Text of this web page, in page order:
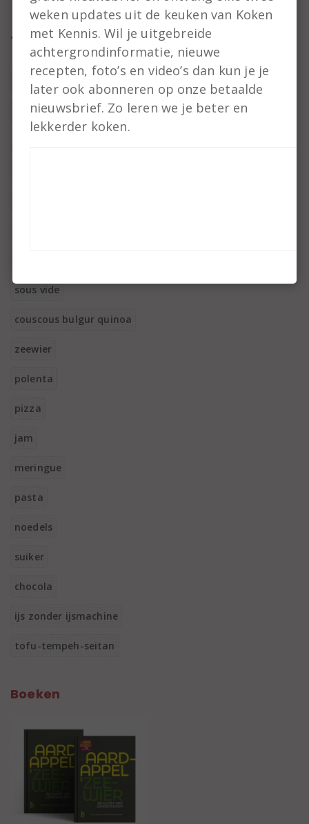
Tags
roken
snoep
sous vide
couscous bulgur quinoa
zeewier
polenta
pizza
jam
meringue
pasta
noedels
suiker
chocola
ijs zonder ijsmachine
tofu-tempeh-seitan
Boeken
weken updates uit de keuken van Koken
met Kennis. Wil je uitgebreide
achtergrondinformatie, nieuwe
recepten, foto’s en video’s dan kun je je
later ook abonneren op onze betaalde
nieuwsbrief. Zo leren we je beter en
lekkerder koken.